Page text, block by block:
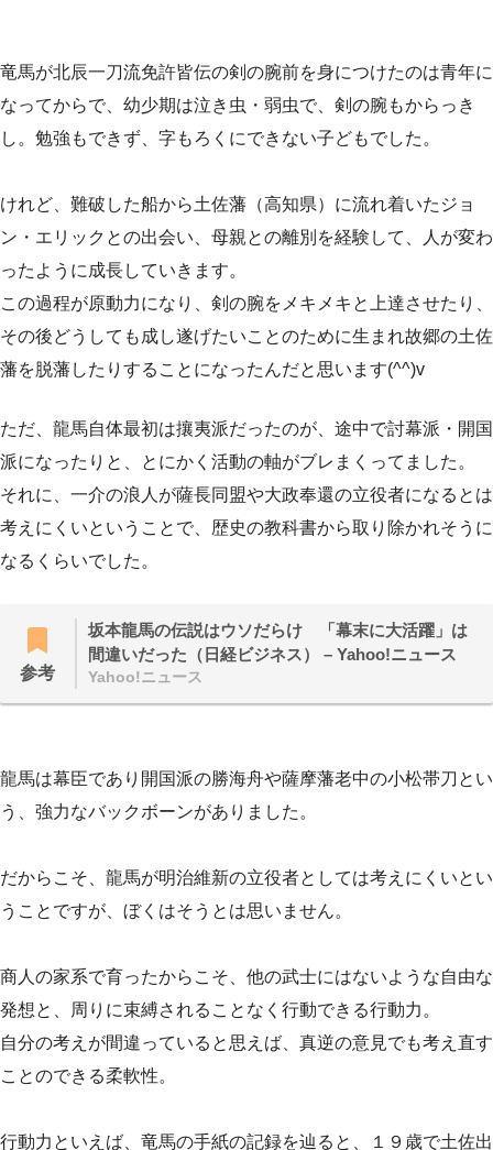
竜馬が北辰一刀流免許皆伝の剣の腕前を身につけたのは青年に
なってからで、幼少期は泣き虫・弱虫で、剣の腕もからっき
し。勉強もできず、字もろくにできない子どもでした。
けれど、難破した船から土佐藩（高知県）に流れ着いたジョ
ン・エリックとの出会い、母親との離別を経験して、人が変わ
ったように成長していきます。
この過程が原動力になり、剣の腕をメキメキと上達させたり、
その後どうしても成し遂げたいことのために生まれ故郷の土佐
藩を脱藩したりすることになったんだと思います(^^)v
ただ、龍馬自体最初は攘夷派だったのが、途中で討幕派・開国
派になったりと、とにかく活動の軸がブレまくってました。
それに、一介の浪人が薩長同盟や大政奉還の立役者になるとは
考えにくいということで、歴史の教科書から取り除かれそうに
なるくらいでした。
参考
坂本龍馬の伝説はウソだらけ 「幕末に大活躍」は
間違いだった（日経ビジネス） – Yahoo!ニュース
Yahoo!ニュース
龍馬は幕臣であり開国派の勝海舟や薩摩藩老中の小松帯刀とい
う、強力なバックボーンがありました。
だからこそ、龍馬が明治維新の立役者としては考えにくいとい
うことですが、ぼくはそうとは思いません。
商人の家系で育ったからこそ、他の武士にはないような自由な
発想と、周りに束縛されることなく行動できる行動力。
自分の考えが間違っていると思えば、真逆の意見でも考え直す
ことのできる柔軟性。
行動力といえば、竜馬の手紙の記録を辿ると、１９歳で土佐出